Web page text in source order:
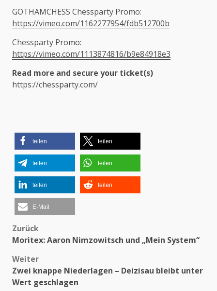
GOTHAMCHESS Chessparty Promo:
https://vimeo.com/1162277954/fdb512700b
Chessparty Promo:
https://vimeo.com/1113874816/b9e84918e3
Read more and secure your ticket(s)
https://chessparty.com/
teilen teilen
teilen teilen
teilen teilen
E-Mail
Beitragsnavigation
Zurück
Moritex: Aaron Nimzowitsch und „Mein System“
Weiter
Zwei knappe Niederlagen – Deizisau bleibt unter
Wert geschlagen